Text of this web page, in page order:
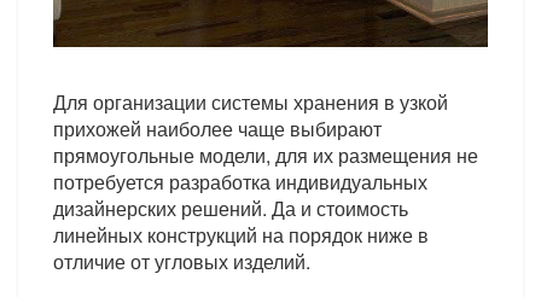
Для организации системы хранения в узкой
прихожей наиболее чаще выбирают
прямоугольные модели, для их размещения не
потребуется разработка индивидуальных
дизайнерских решений. Да и стоимость
линейных конструкций на порядок ниже в
отличие от угловых изделий.